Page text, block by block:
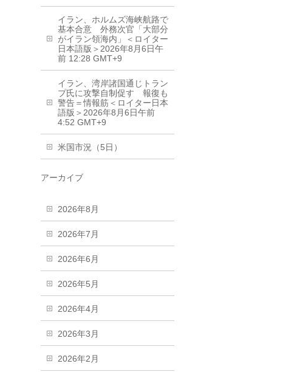
イラン、ホルムズ海峡航路で
基本合意 外務次官「大部分
がイラン領海内」＜ロイター
日本語版＞2026年8月6日午
前 12:28 GMT+9
イラン、湾岸諸国通じトラン
プ氏に攻撃自制促す 報復も
警告＝情報筋＜ロイター日本
語版＞2026年8月6日午前
4:52 GMT+9
米国市況（5日）
アーカイブ
2026年8月
2026年7月
2026年6月
2026年5月
2026年4月
2026年3月
2026年2月